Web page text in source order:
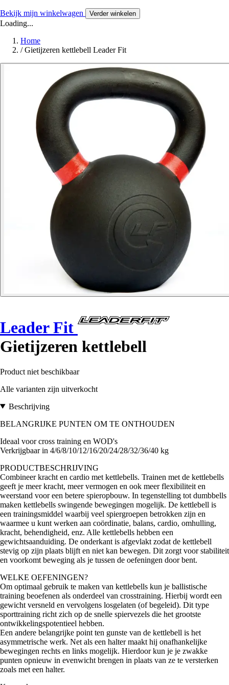
Bekijk mijn winkelwagen Verder winkelen
Loading...
Home
/ Gietijzeren kettlebell Leader Fit
Leader Fit
Gietijzeren kettlebell
Product niet beschikbaar
Alle varianten zijn uitverkocht
Beschrijving
BELANGRIJKE PUNTEN OM TE ONTHOUDEN
Ideaal voor cross training en WOD's
Verkrijgbaar in 4/6/8/10/12/16/20/24/28/32/36/40 kg
PRODUCTBESCHRIJVING
Combineer kracht en cardio met kettlebells. Trainen met de kettlebells
geeft je meer kracht, meer vermogen en ook meer flexibiliteit en
weerstand voor een betere spieropbouw. In tegenstelling tot dumbbells
maken kettlebells swingende bewegingen mogelijk. De kettlebell is
een trainingsmiddel waarbij veel spiergroepen betrokken zijn en
waarmee u kunt werken aan coördinatie, balans, cardio, omhulling,
kracht, behendigheid, enz. Alle kettlebells hebben een
gewichtsaanduiding. De onderkant is afgevlakt zodat de kettlebell
stevig op zijn plaats blijft en niet kan bewegen. Dit zorgt voor stabiliteit
en voorkomt beweging als je tussen de oefeningen door bent.
WELKE OEFENINGEN?
Om optimaal gebruik te maken van kettlebells kun je ballistische
training beoefenen als onderdeel van crosstraining. Hierbij wordt een
gewicht versneld en vervolgens losgelaten (of begeleid). Dit type
sporttraining richt zich op de snelle spiervezels die het grootste
ontwikkelingspotentieel hebben.
Een andere belangrijke point ten gunste van de kettlebell is het
asymmetrische werk. Net als een halter maakt hij onafhankelijke
bewegingen rechts en links mogelijk. Hierdoor kun je je zwakke
punten opnieuw in evenwicht brengen in plaats van ze te versterken
zoals met een halter.